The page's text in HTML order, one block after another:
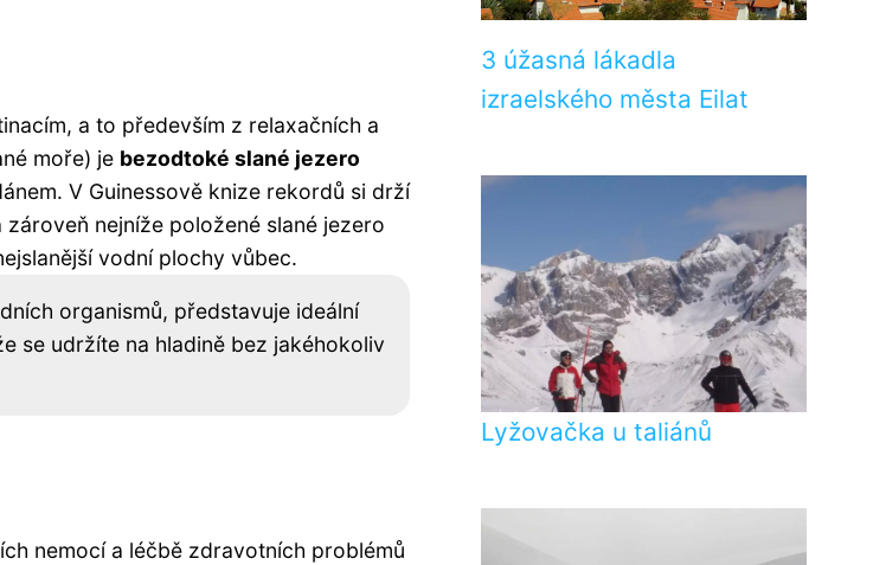
a to především z relaxačních a
moře) je bezodtoké slané jezero
V Guinessově knize rekordů si drží
nejníže položené slané jezero
vodní plochy vůbec.
organismů, představuje ideální
se udržíte na hladině bez jakéhokoliv
nemocí a léčbě zdravotních problémů
3 úžasná lákadla
izraelského města Eilat
Lyžovačka u taliánů